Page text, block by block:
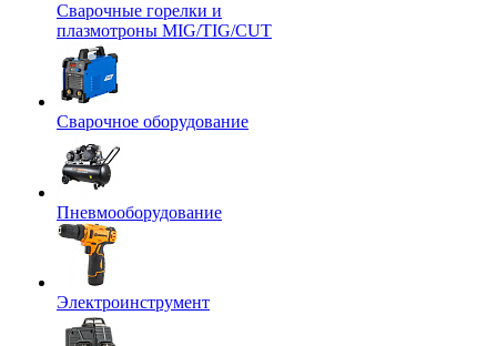
Сварочные горелки и
плазмотроны MIG/TIG/CUT
Сварочное оборудование
Пневмооборудование
Электроинструмент